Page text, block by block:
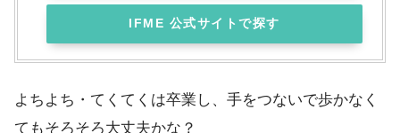
IFME 公式サイトで探す
よちよち・てくてくは卒業し、手をつないで歩かなく
てもそろそろ大丈夫かな？